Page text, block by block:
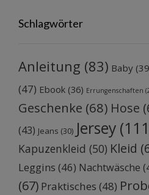
Schlagwörter
Anleitung (83) Baby
(47) Ebook (36) Errungenschaften
Geschenke (68) Hose
(43) Jeans (30) Jersey
Kapuzenkleid (50) Kleid
Leggins (46) Nachtwäsche
(67) Praktisches (48)